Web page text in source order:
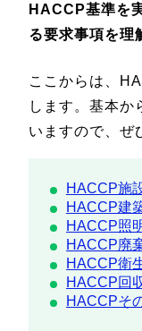
HACCP基準を
る要求事項を理
ここからは、
します。基本か
いますので、ぜ
HACCP施
HACCP建
HACCP照
HACCP廃
HACCP衛
HACCP回
HACCPそ